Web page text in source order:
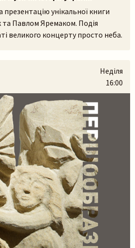
презентацію унікальної книги
Павлом Яремаком. Подія
великого концерту просто неба.
легенд, природи та музики.
книги разом з авторами
Яремаком.– […]
Неділя
16:00